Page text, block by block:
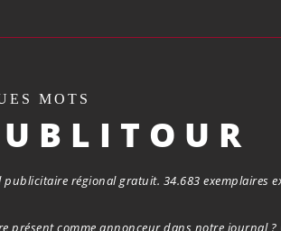
MOTS
publicitaire régional gratuit. 34.683 exemplaires
présent comme annonceur dans notre journal